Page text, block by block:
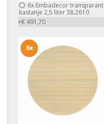
6x Embadecor transparant
kastanje 2,5 liter 38.2610
+€ 491,70
6x